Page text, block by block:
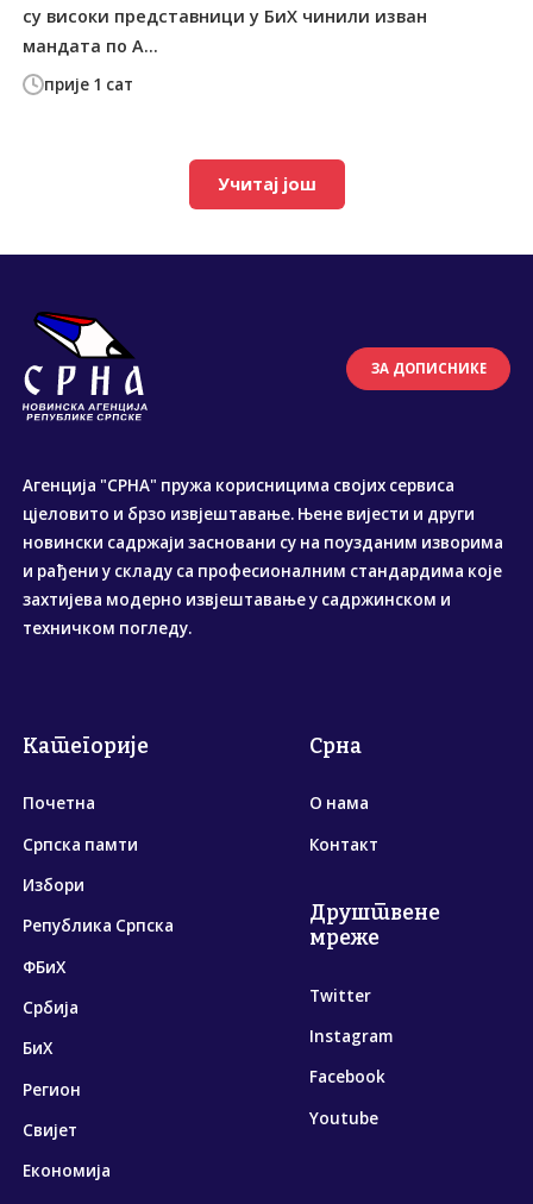
прије 1 сат
су високи представници у БиХ чинили изван
мандата по А...
Учитај још
ЗА ДОПИСНИКЕ
Агенција "СРНА" пружа корисницима својих сервиса
цјеловито и брзо извјештавање. Њене вијести и други
новински садржаји засновани су на поузданим изворима
и рађени у складу са професионалним стандардима које
захтијева модерно извјештавање у садржинском и
техничком погледу.
Категорије
Почетна
Српска памти
Избори
Република Српска
ФБиХ
Србија
БиХ
Регион
Свијет
Економија
Срна
О нама
Контакт
Друштвене
мреже
Twitter
Instagram
Facebook
Youtube